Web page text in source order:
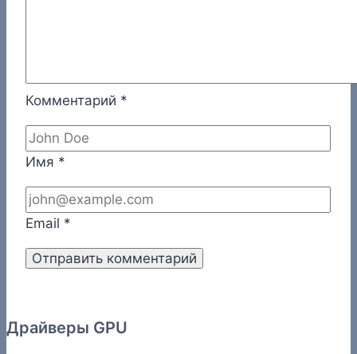
Комментарий *
Имя *
Email *
Драйверы GPU